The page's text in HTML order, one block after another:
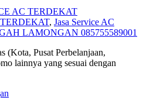
AC TERDEKAT
, Jasa Service AC
LAMONGAN 085755589001
(Kota, Pusat Perbelanjaan,
lainnya yang sesuai dengan